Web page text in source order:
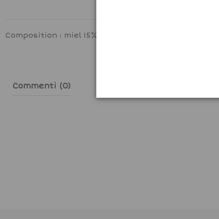
Composition : miel 15%, sucre, sirop de glucose
Commenti (0)